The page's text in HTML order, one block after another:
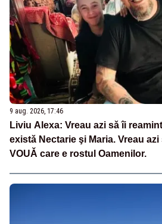
9 aug. 2026, 17:46
Liviu Alexa: Vreau azi sǎ îi
existǎ Nectarie şi Maria. Vreau
VOUǍ care e rostul Oamenilor.